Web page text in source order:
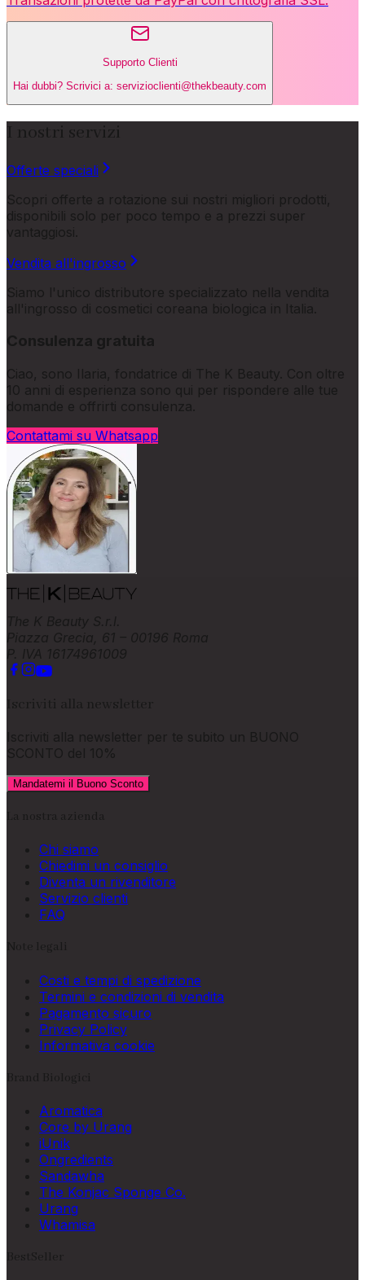
Supporto Clienti
Hai dubbi? Scrivici a: servizioclienti@thekbeauty.com
I nostri servizi
Offerte speciali
Scopri offerte a rotazione sui nostri migliori prodotti,
disponibili solo per poco tempo e a prezzi super
vantaggiosi.
Vendita all'ingrosso
Siamo l'unico distributore specializzato nella vendita
all'ingrosso di cosmetici coreana biologica in Italia.
Consulenza gratuita
Ciao, sono Ilaria, fondatrice di The K Beauty. Con oltre
10 anni di esperienza sono qui per rispondere alle tue
domande e offrirti consulenza.
Contattami su Whatsapp
The K Beauty S.r.l.
Piazza Grecia, 61 – 00196 Roma
P. IVA 16174961009
Iscriviti alla newsletter
Iscriviti alla newsletter per te subito un BUONO
SCONTO del 10%
Mandatemi il Buono Sconto
La nostra azienda
Chi siamo
Chiedimi un consiglio
Diventa un rivenditore
Servizio clienti
FAQ
Note legali
Costi e tempi di spedizione
Termini e condizioni di vendita
Pagamento sicuro
Privacy Policy
Informativa cookie
Brand Biologici
Aromatica
Core by Urang
iUnik
Ongredients
Sandawha
The Konjac Sponge Co.
Urang
Whamisa
BestSeller